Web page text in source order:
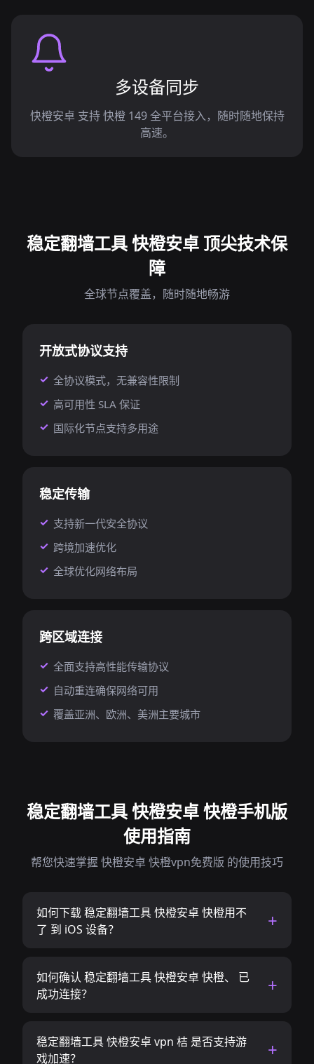
多设备同步
快橙安卓 支持 快橙 149 全平台接入，随时随地保持
高速。
稳定翻墙工具 快橙安卓 顶尖技术保
障
全球节点覆盖，随时随地畅游
开放式协议支持
全协议模式，无兼容性限制
高可用性 SLA 保证
国际化节点支持多用途
稳定传输
支持新一代安全协议
跨境加速优化
全球优化网络布局
跨区域连接
全面支持高性能传输协议
自动重连确保网络可用
覆盖亚洲、欧洲、美洲主要城市
稳定翻墙工具 快橙安卓 快橙手机版
使用指南
帮您快速掌握 快橙安卓 快橙vpn免费版 的使用技巧
如何下载 稳定翻墙工具 快橙安卓 快橙用不
了 到 iOS 设备？
如何确认 稳定翻墙工具 快橙安卓 快橙、 已
成功连接？
稳定翻墙工具 快橙安卓 vpn 桔 是否支持游
戏加速？